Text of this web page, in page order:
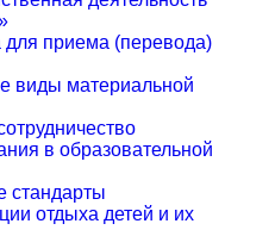
для приема (перевода)
виды материальной
в образовательной
стандарты
отдыха детей и их